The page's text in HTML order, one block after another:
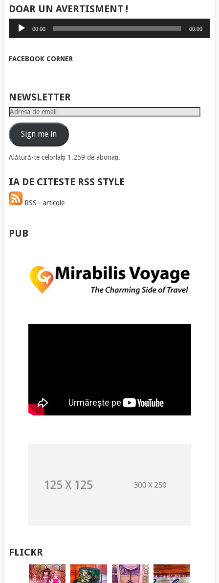
DOAR UN AVERTISMENT !
Player
audio
00:00 00:00
FACEBOOK CORNER
NEWSLETTER
Adresa
emailSign me in
Alătură-te celorlalți 1.259 de abonați.
IA DE CITESTE RSS STYLE
RSS - articole
PUB
FLICKR